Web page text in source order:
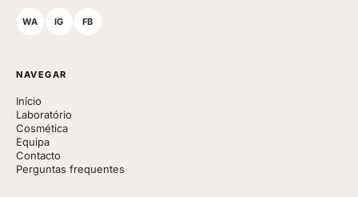
WA IG FB
NAVEGAR
Início
Laboratório
Cosmética
Equipa
Contacto
Perguntas frequentes